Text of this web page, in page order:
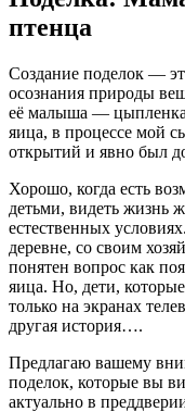
птенца
Создание поделок —
осознания природы
её малыша —
яица, в процессе мой
открытий и явно был
Хорошо, когда есть
детьми, видеть жизнь
естественных
деревне, со своим
понятен вопрос как
яица. Но, дети,
только на экранах
другая история….
Предлагаю вашему
поделок, которые вы
актуально в